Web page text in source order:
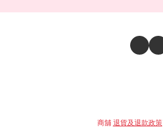
商舖 退貨及退款政策